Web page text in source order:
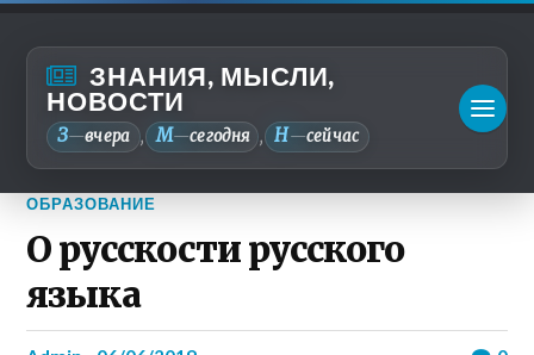
ЗНАНИЯ, МЫСЛИ,
НОВОСТИ
З—вчера , М—сегодня , Н—сейчас
ОБРАЗОВАНИЕ
О русскости русского
языка